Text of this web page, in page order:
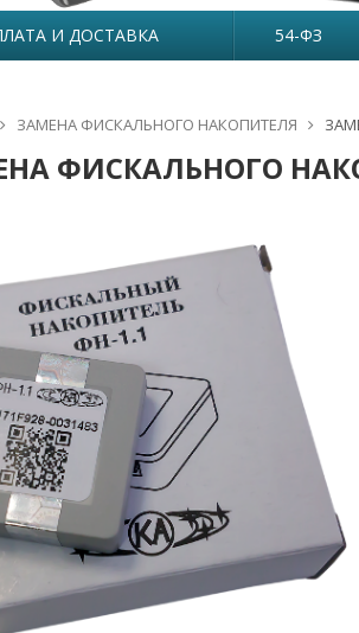
И ДОСТАВКА 54-ФЗ
ЗАМЕНА ФИСКАЛЬНОГО НАКОПИТЕЛЯ
ФИСКАЛЬНОГО